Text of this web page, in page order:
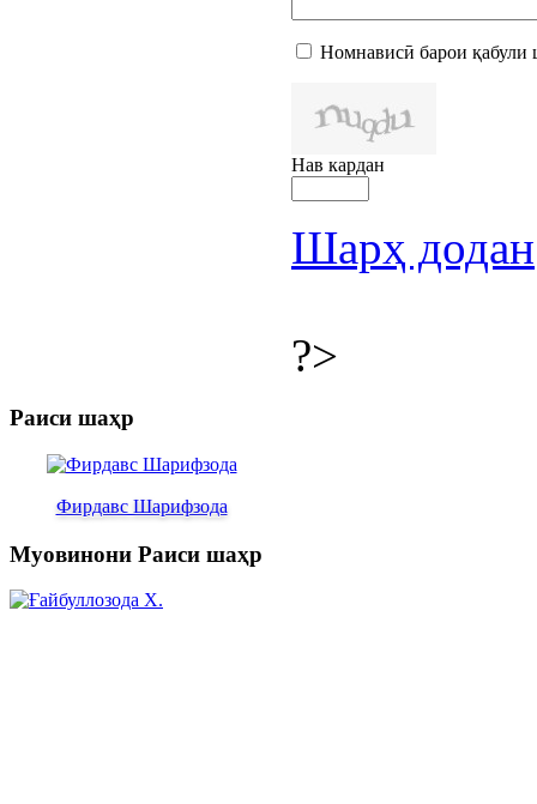
Номнависӣ барои қабули
Нав кардан
Шарҳ додан
?>
Раиси шаҳр
Фирдавс Шарифзода
Муовинони Раиси шаҳр